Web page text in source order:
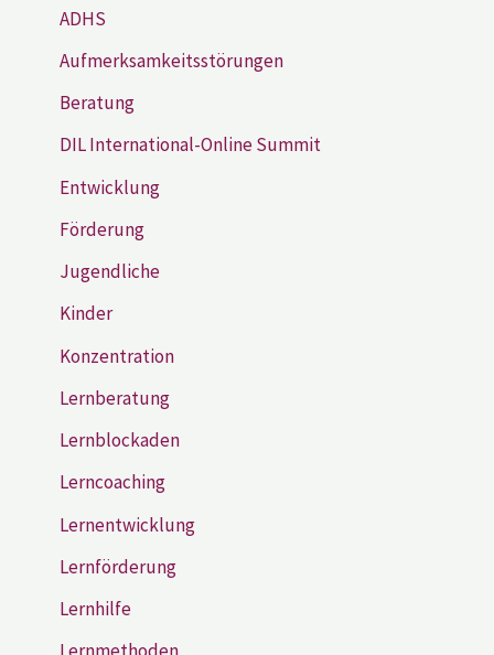
ADHS
Aufmerksamkeitsstörungen
Beratung
DIL International-Online Summit
Entwicklung
Förderung
Jugendliche
Kinder
Konzentration
Lernberatung
Lernblockaden
Lerncoaching
Lernentwicklung
Lernförderung
Lernhilfe